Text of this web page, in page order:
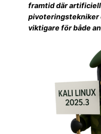
framtid där
pivoteringstekniker
viktigare för både